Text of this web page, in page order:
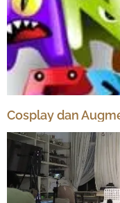
Cosplay dan